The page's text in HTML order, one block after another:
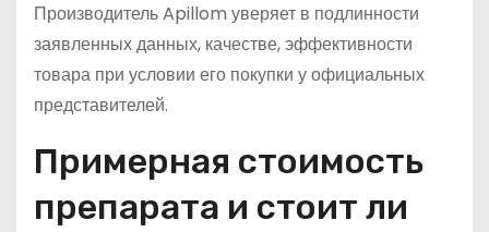
Производитель Apillom уверяет в подлинности
заявленных данных, качестве, эффективности
товара при условии его покупки у официальных
представителей.
Примерная стоимость
препарата и стоит ли